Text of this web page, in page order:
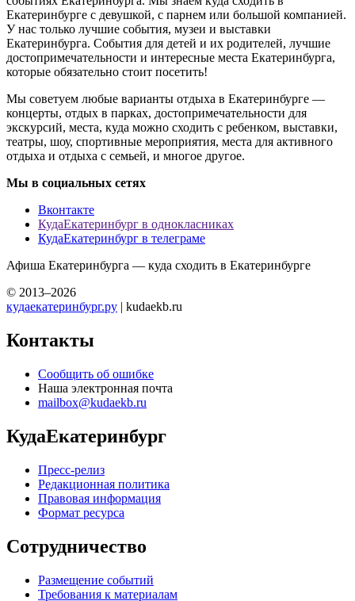
Екатеринбурге с девушкой, с парнем или большой компанией.
У нас только лучшие события, музеи и выставки
Екатеринбурга. События для детей и их родителей, лучшие
достопримечательности и интересные места Екатеринбурга,
которые обязательно стоит посетить!
Мы советуем любые варианты отдыха в Екатеринбурге —
концерты, отдых в парках, достопримечательности для
экскурсий, места, куда можно сходить с ребенком, выставки,
театры, шоу, спортивные мероприятия, места для активного
отдыха и отдыха с семьей, и многое другое.
Мы в социальных сетях
Вконтакте
КудаЕкатеринбург в однокласниках
КудаЕкатеринбург в телеграме
Афиша Екатеринбурга — куда сходить в Екатеринбурге
© 2013–2026
кудаекатеринбург.ру | kudaekb.ru
Контакты
Сообщить об ошибке
Наша электронная почта
mailbox@kudaekb.ru
КудаЕкатеринбург
Пресс-релиз
Редакционная политика
Правовая информация
Формат ресурса
Сотрудничество
Размещение событий
Требования к материалам